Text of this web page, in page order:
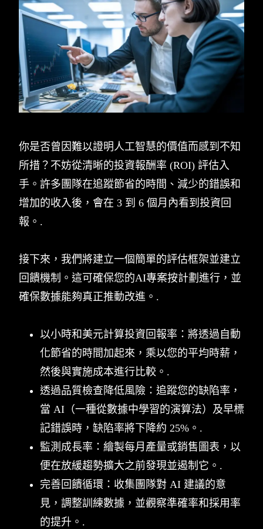
你是否曾因難以證明人工智慧的價值而感到不知
所措？不妨從清晰的投資報酬率 (ROI) 評估入
手。許多團隊在追蹤節省的時間、減少的錯誤和
增加的收入後，會在 3 到 6 個月內看到投資回
報。.
接下來，我們將建立一個簡單的評估框架並建立
回饋機制。這可確保您的AI專案按計劃進行，並
確保數據能夠真正推動改進。.
以小時和美元計算投資回報率：將透過自動
化節省的時間加起來，乘以您的平均時薪，
然後與實施成本進行比較。.
透過品質檢查降低風險：追蹤您的缺陷率，
當 AI（一種從數據中學習的演算法）及早標
記錯誤時，缺陷率將下降約 25%。.
監測成長率：繪製每月產量或銷售圖表，以
便在放緩趨勢擴大之前發現並遏制它。.
完善回饋循環：收集團隊對 AI 建議的意
見，調整訓練數據，並觀察準確率和採用率
的提升。.